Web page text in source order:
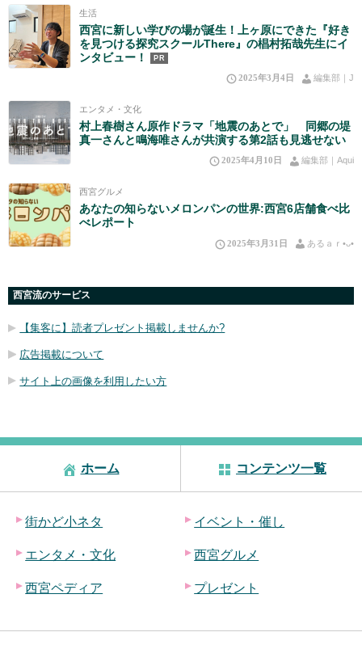
生活
西宮に新しい学びの場が誕生！上ヶ原にできた『好き
を見つける探究スクールThere』の椙村拓哉先生にイ
ンタビュー！
PR
2025年3月4日 編集部｜J
エンタメ・文化
村上春樹さん原作ドラマ「地震のあとで」 同郷の堤
真一さんと鳴海唯さんが共演する第2話も見逃せない
2025年4月10日 編集部｜Aqui
西宮グルメ
あなたの知らないメロンパンの世界:西宮6店舗食べ比
べレポート
2025年3月31日 あるａｒ•⁠ᴗ⁠•⁠
西宮流のサービス
【集客に】読者プレゼント掲載しませんか?
広告掲載について
サイト上の画像を利用したい方
ホーム コンテンツ一覧
街かど小ネタ イベント・催し
エンタメ・文化 西宮グルメ
西宮ペディア プレゼント